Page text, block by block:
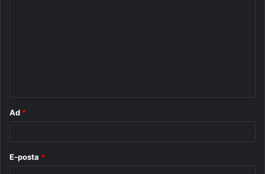
Ad *
E-posta *